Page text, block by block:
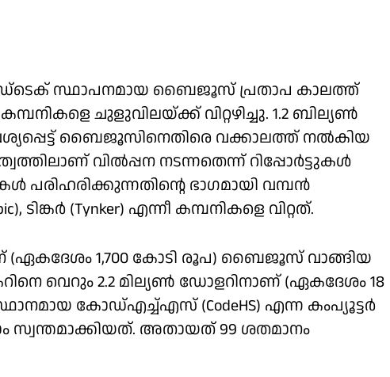
സ്ഥാപനമായ ബൈജൂസ് പ്രതാപ കാലത്ത്
ചുളുവിലയ്ക്ക് വിറ്റഴിച്ചു. 1.2 ബില്യണ്‍
ബൈജൂസിനെതിരെ വക്കാലത്ത് നല്‍കിയ
വില്‍പ്പന നടന്നതെന്ന് റിപ്പോര്‍ട്ടുകള്‍
ഭാഗമായി വമ്പന്‍
(Tynker) എന്നീ കമ്പനികളെ വിറ്റത്.
(ഏകദേശം 1,700 കോടി രൂപ) ബൈജൂസ് വാങ്ങിയ
വെറും 2.2 മില്യണ്‍ ഡോളറിനാണ് (ഏകദേശം 18
കോഡ്എച്ച്എസ് (CodeHS) എന്ന കംപ്യൂട്ടര്‍
സ്വന്തമാക്കിയത്. അതായത് 99 ശതമാനം